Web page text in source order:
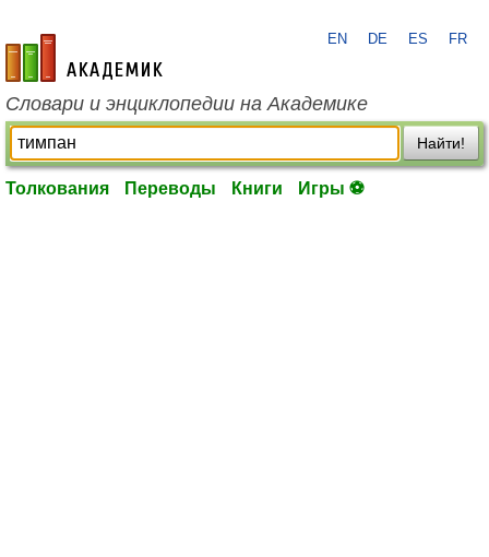
academic.ru
EN DE ES FR
Словари и энциклопедии на Академике
Найти!
Толкования Переводы Книги Игры ⚽